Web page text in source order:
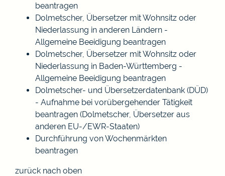
beantragen
Dolmetscher, Übersetzer mit Wohnsitz oder
Niederlassung in anderen Ländern -
Allgemeine Beeidigung beantragen
Dolmetscher, Übersetzer mit Wohnsitz oder
Niederlassung in Baden-Württemberg -
Allgemeine Beeidigung beantragen
Dolmetscher- und Übersetzerdatenbank (DÜD)
- Aufnahme bei vorübergehender Tätigkeit
beantragen (Dolmetscher, Übersetzer aus
anderen EU-/EWR-Staaten)
Durchführung von Wochenmärkten
beantragen
zurück nach oben